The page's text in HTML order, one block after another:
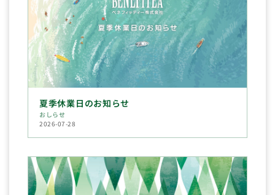
夏季休業日のお知らせ
おしらせ
2026-07-28